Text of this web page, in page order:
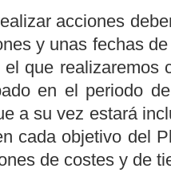
acciones
y unas fechas
que realizaremos
en el periodo
a su vez estará
cada objetivo del
de costes y de